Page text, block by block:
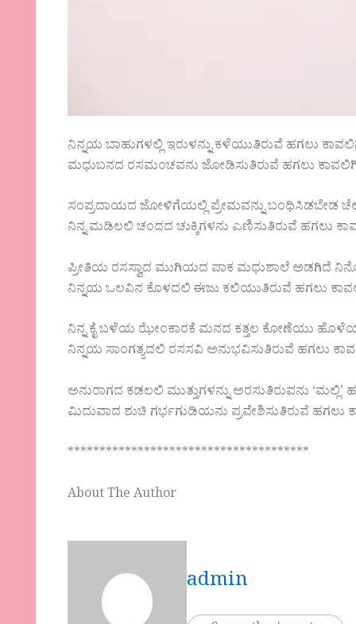
ನಿನ್ನಯ ಬಾಹುಗಳಲ್ಲಿ ಇರುಳನ್ನು ಕಳೆಯುತಿರುವೆ ಹಗಲು
ಮಧುಬನದ ರಸಮಂಚವನು ಜೋಡಿಸುತಿರುವೆ ಹಗಲು
ಸಂಪ್ರದಾಯದ ಜೋಳಿಗೆಯಲ್ಲಿ ಪ್ರೇಮವನ್ನು ಬಂಧಿಸಿಡಬೇಡ
ನಿನ್ನ ಮಡಿಲಲಿ ಚಂದದ ಚುಕ್ಕಿಗಳನು ಎಣಿಸುತಿರುವೆ ಹಗಲು
ಪ್ರೀತಿಯ ರಸಸ್ವಾದ ಮುಗಿಯದ ಪಾಕ ಮಧುಶಾಲೆ ಅಡಗಿದೆ
ನಿನ್ನಯ ಒಲವಿನ ಕೊಳದಲಿ ಈಜು ಕಲಿಯುತಿರುವೆ ಹಗಲು
ನಿನ್ನ ಕೈ ಬಳೆಯ ಝೇಂಕಾರಕೆ ಮನದ ಕತ್ತಲ ಕೋಣೆಯು
ನಿನ್ನಯ ಸಾಂಗತ್ಯದಲಿ ರಸಸವಿ ಅನುಭವಿಸುತಿರುವೆ ಹಗಲು
ಅನುರಾಗದ ಕಡಲಲಿ ಮುತ್ತುಗಳನ್ನು ಅರಸುತಿರುವನು ‘ಮಲ್ಲಿ’
ಮಿದುವಾದ ಶುಚಿ ಗರ್ಭಗುಡಿಯನು ಪ್ರವೇಶಿಸುತಿರುವೆ ಹಗಲು
**************************************
About The Author
admin